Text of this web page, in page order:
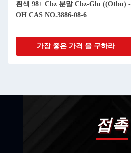
흰색 98+ Cbz 분말 Cbz-Glu ((Otbu) -
OH CAS NO.3886-08-6
가장 좋은 가격 을 구하라
접촉